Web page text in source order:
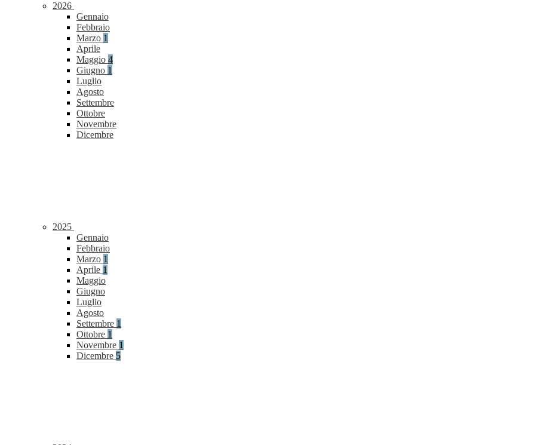
2026
Gennaio
Febbraio
Marzo 1
Aprile
Maggio 4
Giugno 1
Luglio
Agosto
Settembre
Ottobre
Novembre
Dicembre
2025
Gennaio
Febbraio
Marzo 1
Aprile 1
Maggio
Giugno
Luglio
Agosto
Settembre 1
Ottobre 1
Novembre 1
Dicembre 5